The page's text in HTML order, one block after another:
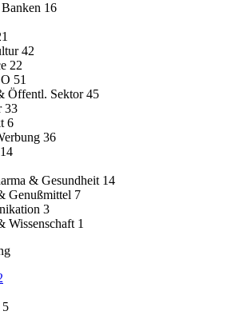
16
42
22
51
Öffentl. Sektor45
33
6
36
14
& Gesundheit 14
Genußmittel 7
3
Wissenschaft 1
5